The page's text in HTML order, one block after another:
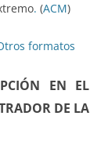
. (ACM)
formatos
EN EL
DE LA